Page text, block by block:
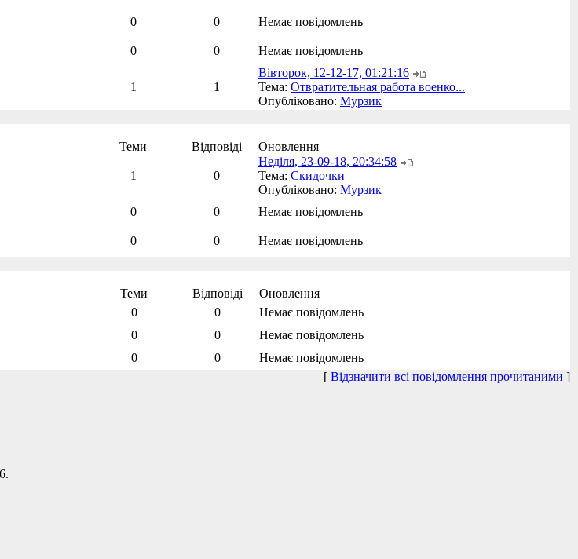
0 0
Немає повідомлень
0 0 Немає повідомлень
1 1
Вівторок, 12-12-17, 01:21:16
Тема: Отвратительная работа военко...
Опубліковано: Мурзик
Теми Відповіді
Оновлення
1 0
Неділя, 23-09-18, 20:34:58
Тема: Скидочки
Опубліковано: Мурзик
0 0
Немає повідомлень
0 0 Немає повідомлень
Теми Відповіді
Оновлення
0 0
Немає повідомлень
0 0
Немає повідомлень
0 0
Немає повідомлень
[ Відзначити всі повідомлення прочитаними ]